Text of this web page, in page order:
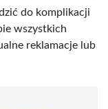
do komplikacji
wszystkich
reklamacje lub